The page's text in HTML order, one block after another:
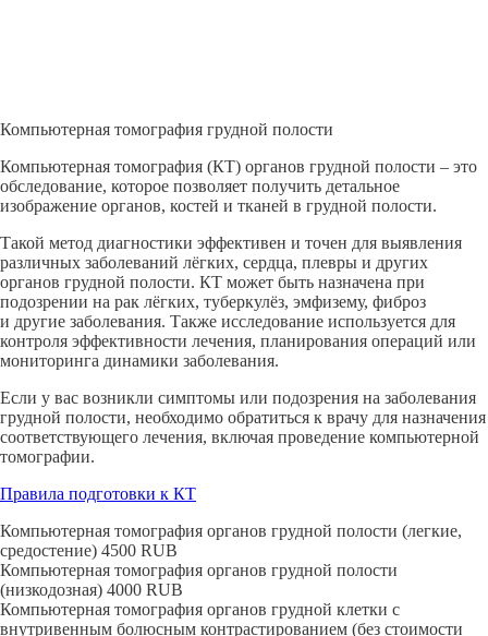
Компьютерная томография грудной полости
Компьютерная томография (КТ) органов грудной полости – это
обследование, которое позволяет получить детальное
изображение органов, костей и тканей в грудной полости.
Такой метод диагностики эффективен и точен для выявления
различных заболеваний лёгких, сердца, плевры и других
органов грудной полости. КТ может быть назначена при
подозрении на рак лёгких, туберкулёз, эмфизему, фиброз
и другие заболевания. Также исследование используется для
контроля эффективности лечения, планирования операций или
мониторинга динамики заболевания.
Если у вас возникли симптомы или подозрения на заболевания
грудной полости, необходимо обратиться к врачу для назначения
соответствующего лечения, включая проведение компьютерной
томографии.
Правила подготовки к КТ
Компьютерная томография органов грудной полости (легкие,
средостение) 4500 RUB
Компьютерная томография органов грудной полости
(низкодозная) 4000 RUB
Компьютерная томография органов грудной клетки с
внутривенным болюсным контрастированием (без стоимости